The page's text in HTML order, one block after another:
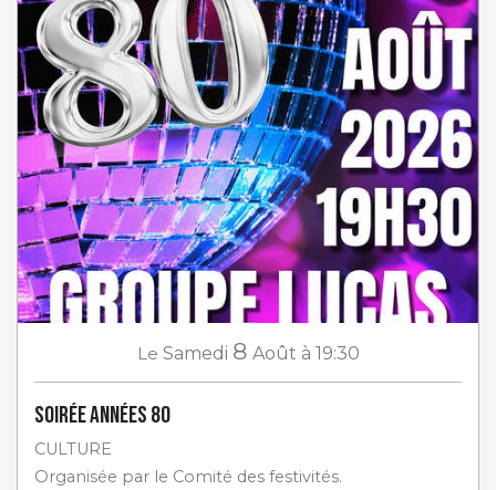
Le Samedi 8 Août à 19:30
Soirée Années 80
CULTURE
Organisée par le Comité des festivités.